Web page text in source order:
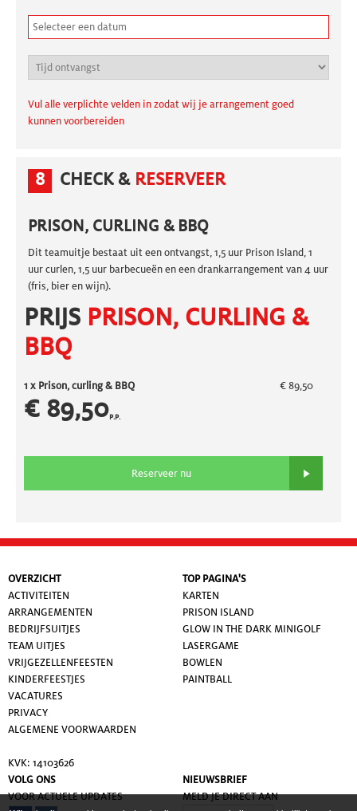
Vul alle verplichte velden in zodat wij je arrangement goed
kunnen voorbereiden
8 CHECK & RESERVEER
PRISON, CURLING & BBQ
Dit teamuitje bestaat uit een ontvangst, 1,5 uur Prison Island, 1
uur curlen, 1,5 uur barbecueën en een drankarrangement van 4 uur
(fris, bier en wijn).
PRIJS PRISON, CURLING &
BBQ
1 x Prison, curling & BBQ € 89,50
€ 89,50P.P.
Reserveer nu
OVERZICHT
ACTIVITEITEN
ARRANGEMENTEN
BEDRIJFSUITJES
TEAM UITJES
VRIJGEZELLENFEESTEN
KINDERFEESTJES
VACATURES
PRIVACY
ALGEMENE VOORWAARDEN
KVK: 14103626
TOP PAGINA'S
KARTEN
PRISON ISLAND
GLOW IN THE DARK MINIGOLF
LASERGAME
BOWLEN
PAINTBALL
VOLG ONS
VOOR ACTUELE UPDATES
NIEUWSBRIEF
MELD JE DIRECT AAN